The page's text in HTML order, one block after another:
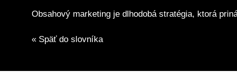
Obsahový marketing je dlhodobá stratégia, ktorá
« Späť do slovníka